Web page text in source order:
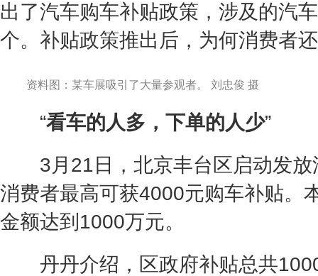
出了汽车购车补贴政策，涉及的汽
个。补贴政策推出后，为何消费者
资料图：某车展吸引了大量参观者。 刘忠俊 摄
“看车的人多，下单的人少”
3月21日，北京丰台区启动发放
消费者最高可获4000元购车补贴。
金额达到1000万元。
丹丹介绍，区政府补贴总共